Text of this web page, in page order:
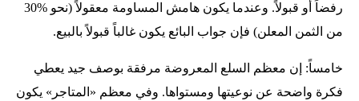
رفضاً أو قبولاً. وعندما يكون هامش المساومة معقولاً (نحو %30
من الثمن المعلن) فإن جواب البائع يكون غالباً قبولاً بالبيع.
خامساً: إن معظم السلع المعروضة مرفقة بوصف جيد يعطي
فكرة واضحة عن نوعيتها ومستواها. وفي معظم «المتاجر» يكون